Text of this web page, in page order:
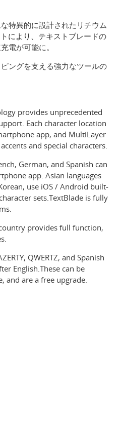
特異的に設計されたリチウム
により、テキストブレードの
電が可能に。
ングを支える強力なツールの
provides unprecedented
Each character location
app, and MultiLayer
and special characters.
German, and Spanish can
app. Asian languages
use iOS / Android built-
sets.TextBlade is fully
provides full function,
QWERTZ, and Spanish
English.These can be
and are a free upgrade.